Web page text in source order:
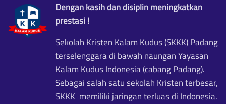
Dengan kasih dan disiplin meningkatkan
prestasi !
Sekolah Kristen Kalam Kudus (SKKK) Padang
terselenggara di bawah naungan Yayasan
Kalam Kudus Indonesia (cabang Padang).
Sebagai salah satu sekolah Kristen terbesar,
SKKK memiliki jaringan terluas di Indonesia.